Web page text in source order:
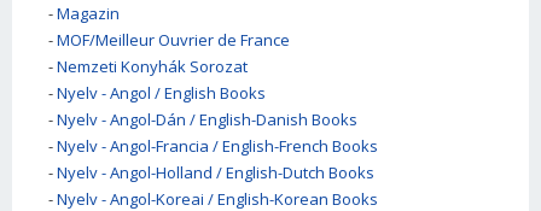
-Magazin
-MOF/Meilleur Ouvrier de France
-Nemzeti Konyhák Sorozat
-Nyelv - Angol / English Books
-Nyelv - Angol-Dán / English-Danish Books
-Nyelv - Angol-Francia / English-French Books
-Nyelv - Angol-Holland / English-Dutch Books
-Nyelv - Angol-Koreai / English-Korean Books